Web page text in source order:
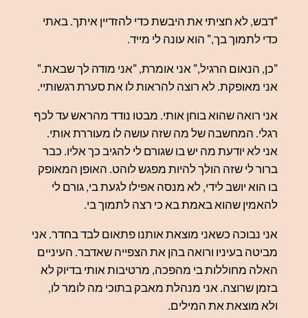
"דבש, לא חציתי את היבשת כדי להזדיין איתך. באתי
כדי לתמוך בך," הוא עונה לי מייד.
"כן, הנאום הרגיל," אני אומרת, "אני מודה לך שבאת."
אני מאופקת. לא רוצה להראות לו את סערת רגשותיי.
אני רואה שהוא בוחן אותי. מבטו נודד מהראש עד לכף
רגלי. המחשבה של מה שזה עושה לו מעוררת אותי.
אני לא יודעת מה יש בו שגורם לי להגיב כך אליו. כבר
ברור לי שזה הולך להיות מפגש לוהט. האופן המאופק
בו הוא יושב לידי, לא מנסה אפילו לגעת בי, גורם לי
להאמין שהוא באמת בא כי רצה לתמוך בי.
אני נבוכה כשאני מוצאת אותנו פתאום לבד בחדר. אני
מביטה בעיניו ורואה בהן את הצפייה שאדבר. העיניים
האלה מחוללות בי מהפכה, מרטיבות אותי בדיוק לא
בזמן שרוצה. אני מנהלת מאבק בתוכי מה לומר לו,
ולא מוצאת את המילים.